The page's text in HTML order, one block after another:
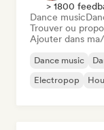
> 1800
Dance music
Trouver ou
Ajouter dans
Dance music
Electropop